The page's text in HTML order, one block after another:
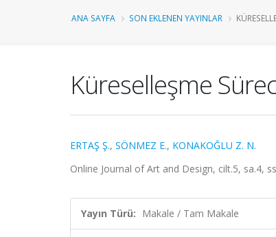
ANA SAYFA SON EKLENEN YAYINLAR
Küreselleşme
ERTAŞ Ş., SÖNMEZ E., KONAKOĞLU Z. N.
Online Journal of Art and Design, cilt.5, sa.4,
Yayın Türü: Makale / Tam Makale